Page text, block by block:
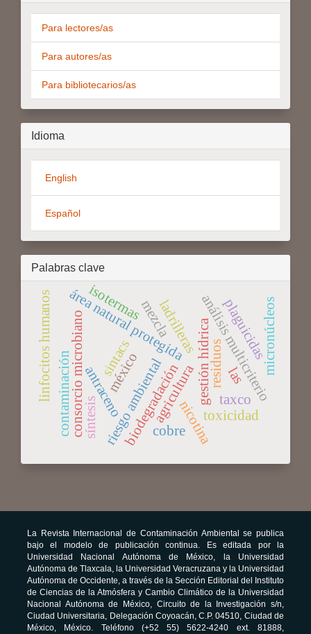
Para lectores/as
Para autores/as
Para bibliotecarios/as
Idioma
English
Español
Palabras clave
riesgo ambiental
área natural protegida
sintacs gestión hídrica
ladrillerasanálisis multicriterio
plaguicidas
agricultura residuos
biodegradación toxicidad
las
antraceno
mezcla
consorcio microbiano
contaminación
micronúcleos
linfocitos humanos
nicotina
cobre
isotermas
méxico
taxco
síntesis
La Revista Internacional de Contaminación Ambiental se publica
bajo el modelo de publicación continua. Es editada por la
Universidad Nacional Autónoma de México, la Universidad
Autónoma de Tlaxcala, la Universidad Veracruzana y la Universidad
Autónoma de Occidente, a través de la Sección Editorial del Instituto
de Ciencias de la Atmósfera y Cambio Climático de la Universidad
Nacional Autónoma de México, Circuito de la Investigación s/n,
Ciudad Universitaria, Delegación Coyoacán, C.P. 04510, Ciudad de
México, México. Teléfono (+52 55) 5622-4240 ext. 81888,